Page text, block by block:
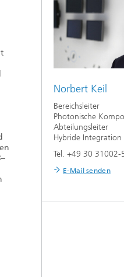
Norbert Keil
Bereichsleiter
Photonische
Abteilungsleiter
Hybride Integration
Tel. +49 30 31002-
E-Mail senden